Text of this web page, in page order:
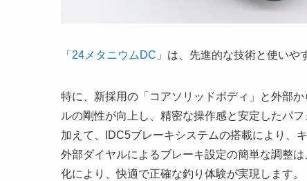
「 24メタニウムDC 」は、先進的な技術と使いや
特に、新採用の「コアソリッドボディ」と外部
ルの剛性が向上し、精密な操作感と安定したパフ
加えて、IDC5ブレーキシステムの搭載により、
外部ダイヤルによるブレーキ設定の簡単な調整
化により、快適で正確な釣り体験が実現します。